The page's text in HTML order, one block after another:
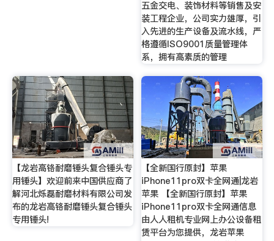
五金交电、装饰材料等销售及安
装工程企业，公司实力雄厚，引
入先进的生产设备及流水线，严
格遵循ISO9001质量管理体
系，拥有高素质的管理
【龙岩高铬耐磨锤头复合锤头专
用锤头】欢迎前来中国供应商了
解河北烁磊耐磨材料有限公司发
布的龙岩高铬耐磨锤头复合锤头
专用锤头!
【全新国行原封】苹果
iPhone11pro双卡全网通|龙岩
苹果 【全新国行原封】苹果
iPhone11pro双卡全网通信息
由人人租机专业网上办公设备租
赁平台为您提供，龙岩苹果